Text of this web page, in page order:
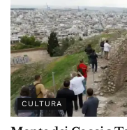
CULTURA